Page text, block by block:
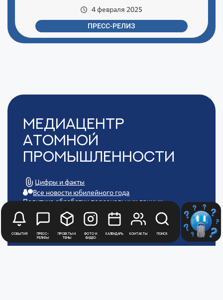
События
Пресс-
релизы
Проекты и
темы
Фото и
видео
Календарь Контакты Поиск
4 февраля 2025
ПРЕСС-РЕЛИЗ
Медиацентр
Атомной
Промышленности
Цифры и факты
Все новости юбилейного года
Политика обработки персональных данных
АТОММЕДИА
Пользовательское соглашение АТОММЕДИА